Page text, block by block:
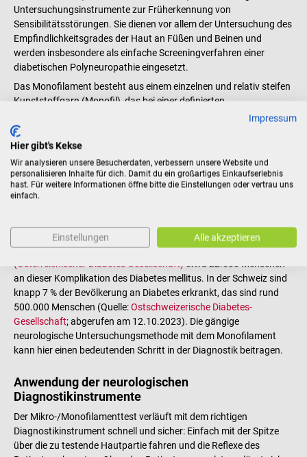
Untersuchungsinstrumente zur Früherkennung von
Sensibilitätsstörungen. Sie dienen vor allem der Untersuchung des
Empfindlichkeitsgrades der Haut an Füßen und Beinen und
werden insbesondere als einfache Screeningverfahren einer
diabetischen Polyneuropathie eingesetzt.
Das Monofilament besteht aus einem einzelnen und relativ steifen
Kunststoffgarn (Monofil), das bei einer definierten
Krafteinwirkung abknickt. Der zum Abknicken benötigte Druck
liegt üblicherweise bei 0,1 N. Mit dem Mikro- oder Monofilament
übst du Druck auf die Haut deines Patienten aus, bis es ausknickt.
Gesunde Patienten sollten den Druck spüren. Fehlt hingegen die
Druckwahrnehmung, besteht der Verdacht auf eine Neuropathie.
Mikrofilamente und Monofilamente sind die perfekten
Diagnostikinstrumente zur Früherkennung eines diabetischen
Nach wie vor ist das Fußsyndrom eine der häufigsten Ursachen
für Amputationen in Deutschland. In Österreich leiden lautÖDG
(Österreichischer Diabetes Gesellschaft) etwa 22.500 Menschen
an dieser Komplikation des Diabetes mellitus. In der Schweiz sind
knapp 7 % der Bevölkerung an Diabetes erkrankt, das sind rund
500.000 Menschen (Quelle:Ostschweizerische Diabetes-
Gesellschaft; abgerufen am 12.10.2023). Die gängige
neurologische Untersuchungsmethode mit dem Monofilament
kann hier einen bedeutenden Schritt in der Diagnostik beitragen.
Anwendung der neurologischen
Diagnostikinstrumente
Der Mikro-/Monofilamenttest verläuft mit dem richtigen
Diagnostikinstrument schnell und sicher: Einfach mit der Spitze
über die zu testende Hautpartie fahren und die Reflexe des
Impressum
Hier gibt's Kekse
Wir analysieren unsere Besucherdaten, verbessern unsere Website und
personalisieren Inhalte für dich. Damit du ein großartiges Einkaufserlebnis
hast. Für weitere Informationen öffne bitte die Einstellungen oder vertrau uns
einfach.
Einstellungen Alle akzeptieren